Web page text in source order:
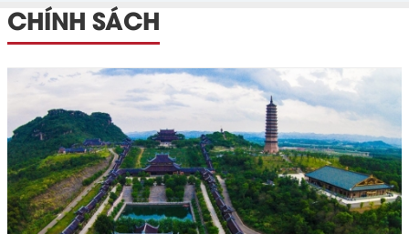
CHÍNH SÁCH